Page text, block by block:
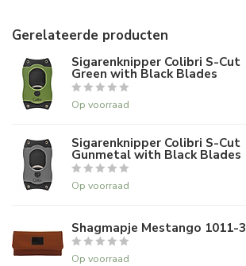
Gerelateerde producten
Sigarenknipper Colibri S-Cut
Green with Black Blades
Op voorraad
Sigarenknipper Colibri S-Cut
Gunmetal with Black Blades
Op voorraad
Shagmapje Mestango 1011-3
Op voorraad